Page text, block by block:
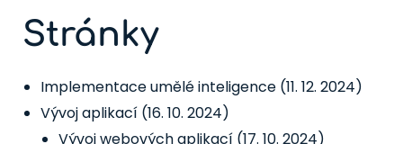
Stránky
Implementace umělé inteligence (11. 12. 2024)
Vývoj aplikací (16. 10. 2024)
Vývoj webových aplikací (17. 10. 2024)